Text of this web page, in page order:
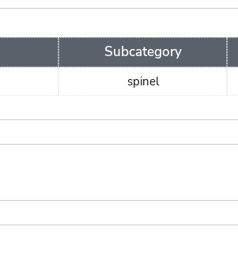
Subcategory
spinel